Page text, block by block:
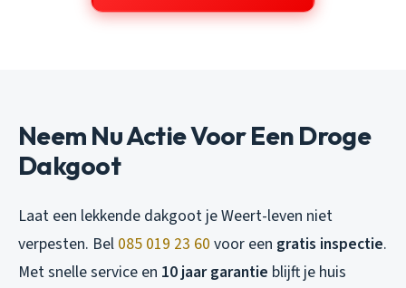
Neem Nu Actie Voor Een Droge
Dakgoot
Laat een lekkende dakgoot je Weert-leven niet
verpesten. Bel 085 019 23 60 voor een gratis inspectie.
Met snelle service en 10 jaar garantie blijft je huis